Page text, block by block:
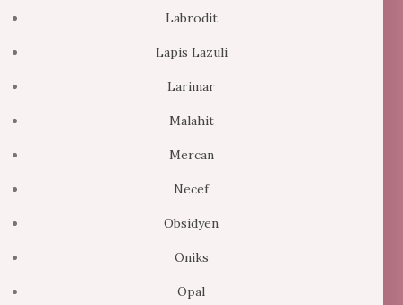
Labrodit
Lapis Lazuli
Larimar
Malahit
Mercan
Necef
Obsidyen
Oniks
Opal